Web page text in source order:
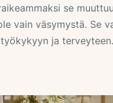
se
vain väsymystä. Se
ja